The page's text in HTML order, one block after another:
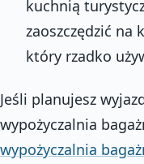
kuchnią
zaoszczędzić na
który rzadko
Jeśli planujesz
wypożyczalnia
wypożyczalnia